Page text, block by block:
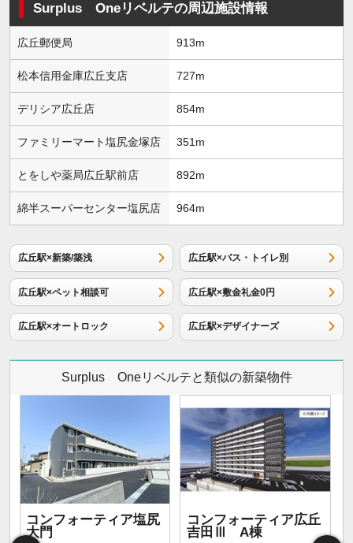
Surplus Oneリベルテの周辺施設情報
広丘郵便局 913m
松本信用金庫広丘支店 727m
デリシア広丘店 854m
ファミリーマート塩尻金塚店 351m
とをしや薬局広丘駅前店 892m
綿半スーパーセンター塩尻店 964m
広丘駅×新築/築浅 広丘駅×バス・トイレ別
広丘駅×ペット相談可 広丘駅×敷金礼金0円
広丘駅×オートロック 広丘駅×デザイナーズ
Surplus Oneリベルテと類似の新築物件
コンフォーティア塩尻
大門
コンフォーティア広丘
吉田Ⅲ A棟